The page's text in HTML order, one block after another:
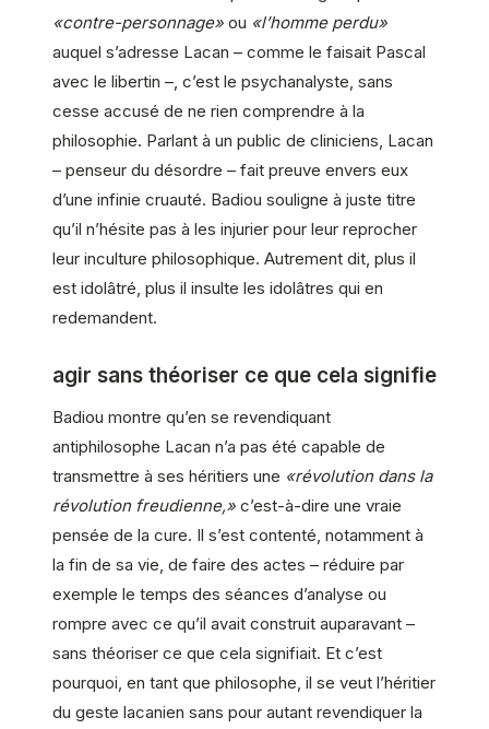
«contre-personnage» ou «l’homme perdu»
auquel s’adresse Lacan – comme le faisait Pascal
avec le libertin –, c’est le psychanalyste, sans
cesse accusé de ne rien comprendre à la
philosophie. Parlant à un public de cliniciens, Lacan
– penseur du désordre – fait preuve envers eux
d’une infinie cruauté. Badiou souligne à juste titre
qu’il n’hésite pas à les injurier pour leur reprocher
leur inculture philosophique. Autrement dit, plus il
est idolâtré, plus il insulte les idolâtres qui en
redemandent.
agir sans théoriser ce que cela signifie
Badiou montre qu’en se revendiquant
antiphilosophe Lacan n’a pas été capable de
transmettre à ses héritiers une «révolution dans la
révolution freudienne,» c’est-à-dire une vraie
pensée de la cure. Il s’est contenté, notamment à
la fin de sa vie, de faire des actes – réduire par
exemple le temps des séances d’analyse ou
rompre avec ce qu’il avait construit auparavant –
sans théoriser ce que cela signifiait. Et c’est
pourquoi, en tant que philosophe, il se veut l’héritier
du geste lacanien sans pour autant revendiquer la